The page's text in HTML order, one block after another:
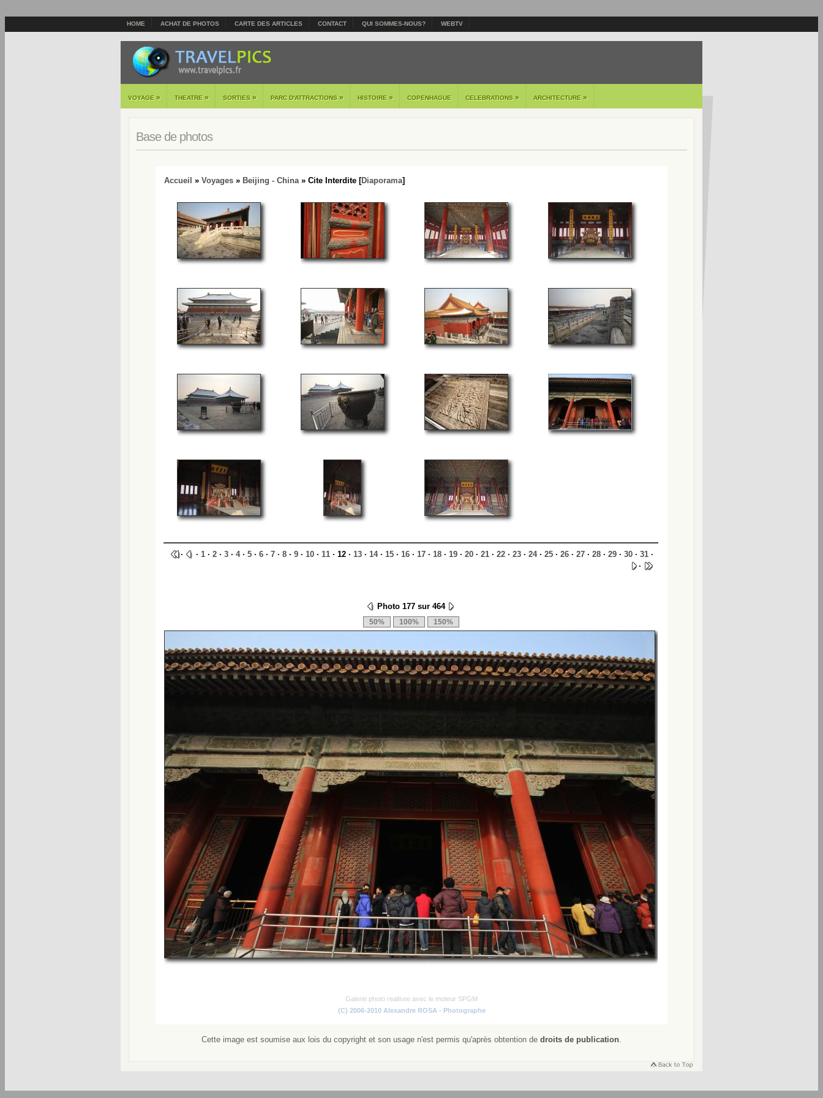
HOME ACHAT DE PHOTOS CARTE DES ARTICLES CONTACT QUI SOMMES-NOUS? WEBTV
VOYAGE » THEATRE » SORTIES » PARC D'ATTRACTIONS » HISTOIRE » COPENHAGUE CELEBRATIONS » ARCHITECTURE »
Base de photos
Accueil » Voyages » Beijing - China» Cite Interdite [Diaporama]
· · 1 · 2 · 3 · 4· 5 · 6 · 7 · 8 · 9 · 10 · 11 · 12 · 13 · 14· 15 · 16 · 17 · 18 · 19 · 20 · 21 · 22 · 23 · 24· 25 · 26 · 27 · 28 · 29 · 30 · 31 ·
·
Photo 177 sur 464
Galerie photo realisee avec le moteur SPGM
(C) 2006-2010 Alexandre ROSA - Photographe
Cette image est soumise aux lois du copyright et son usage n'est permis qu'après obtention de droits de publication.